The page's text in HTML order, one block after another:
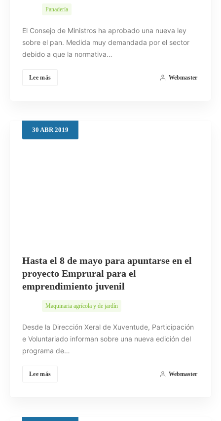
Panadería
El Consejo de Ministros ha aprobado una nueva ley
sobre el pan. Medida muy demandada por el sector
debido a que la normativa…
Lee más Webmaster
30 ABR 2019
Hasta el 8 de mayo para apuntarse en el
proyecto Emprural para el
emprendimiento juvenil
Maquinaria agrícola y de jardín
Desde la Dirección Xeral de Xuventude, Participación
e Voluntariado informan sobre una nueva edición del
programa de…
Lee más Webmaster